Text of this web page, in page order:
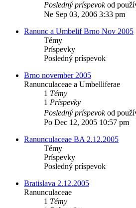
Posledný príspevokod
Ne Sep 03, 2006 3:33 pm
Ranunc a Umbelif Brno Nov 2005
Témy
Príspevky
Posledný príspevok
Brno november 2005
Ranunculaceae a Umbelliferae
1 Témy
1 Príspevky
Posledný príspevokod
Po Dec 12, 2005 10:57 pm
Ranunculaceae BA 2.12.2005
Témy
Príspevky
Posledný príspevok
Bratislava 2.12.2005
Ranunculaceae
1 Témy